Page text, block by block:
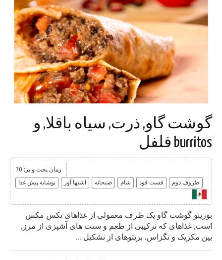
گوشت گاو, ذرت, سیاه باقلا, و
burritos فلفل
زمان پخت و پز: 70
نوشابه پیش غذا
اشتها آور صبحانه شام فست فود ظروف دوم
بوریتو گوشت گاو یک ظرف معمولی از غذاهای تکس مکس
است, غذاهای که ترکیبی از طعم و سنت های آشپزی از مرز,
بین مکزیک و تگزاس. بریتوهای از تشکیل ...